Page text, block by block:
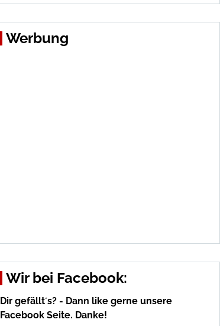
Werbung
Wir bei Facebook:
Dir gefällt´s? - Dann like gerne unsere
Facebook Seite. Danke!